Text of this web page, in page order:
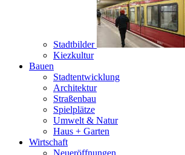
Stadtbilder
Kiezkultur
Bauen
Stadtentwicklung
Architektur
Straßenbau
Spielplätze
Umwelt & Natur
Haus + Garten
Wirtschaft